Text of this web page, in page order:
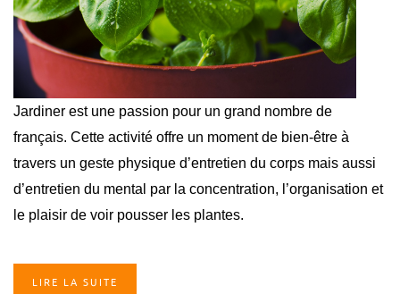
Jardiner est une passion pour un grand nombre de
français. Cette activité offre un moment de bien-être à
travers un geste physique d’entretien du corps mais aussi
d’entretien du mental par la concentration, l’organisation et
le plaisir de voir pousser les plantes.
LIRE LA SUITE